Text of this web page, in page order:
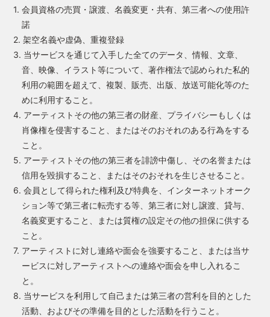
1. 会員資格の売買・譲渡、名義変更・共有、第三者への使用許
諾
2. 架空名義や虚偽、重複登録
3. 当サービスを通じて入手した全てのデータ、情報、文章、
音、映像、イラスト等について、著作権法で認められた私的
利用の範囲を超えて、複製、販売、出版、放送可能化等のた
めに利用すること。
4. アーティストその他の第三者の財産、プライバシーもしくは
肖像権を侵害すること、またはそのおそれのある行為をする
こと。
5. アーティストその他の第三者を誹謗中傷し、その名誉または
信用を毀損すること、またはそのおそれを生じさせること。
6. 会員として得られた権利及び特典を、インターネットオーク
ション等で第三者に転売する等、第三者に対し譲渡、貸与、
名義変更すること、または質権の設定その他の担保に供する
こと。
7. アーティストに対し連絡や面会を強要すること、または当サ
ービスに対しアーティストへの連絡や面会を申し入れるこ
と。
8. 当サービスを利用して自己または第三者の営利を目的とした
活動、およびその準備を目的とした活動を行うこと。